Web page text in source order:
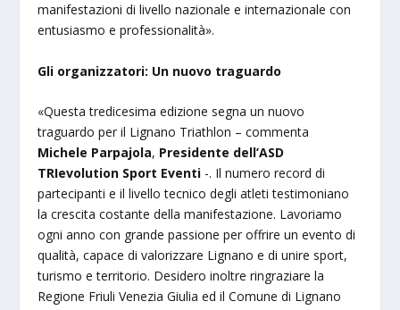
manifestazioni di livello nazionale e internazionale con
entusiasmo e professionalità».
Gli organizzatori: Un nuovo traguardo
«Questa tredicesima edizione segna un nuovo
traguardo per il Lignano Triathlon – commenta
Michele Parpajola, Presidente dell’ASD
TRIevolution Sport Eventi -. Il numero record di
partecipanti e il livello tecnico degli atleti testimoniano
la crescita costante della manifestazione. Lavoriamo
ogni anno con grande passione per offrire un evento di
qualità, capace di valorizzare Lignano e di unire sport,
turismo e territorio. Desidero inoltre ringraziare la
Regione Friuli Venezia Giulia ed il Comune di Lignano